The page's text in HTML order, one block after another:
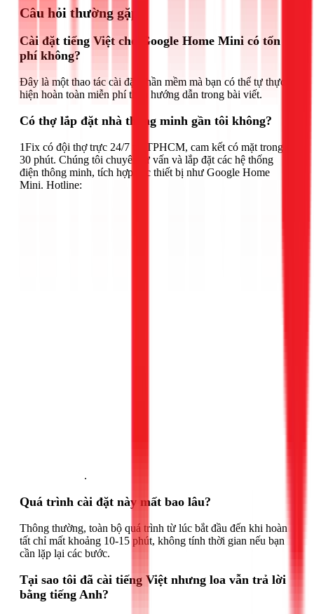
Câu hỏi thường gặp
Cài đặt tiếng Việt cho Google Home Mini có tốn
phí không?
Đây là một thao tác cài đặt phần mềm mà bạn có thể tự thực
hiện hoàn toàn miễn phí theo hướng dẫn trong bài viết.
Có thợ lắp đặt nhà thông minh gần tôi không?
1Fix có đội thợ trực 24/7 tại TPHCM, cam kết có mặt trong
30 phút. Chúng tôi chuyên tư vấn và lắp đặt các hệ thống
điện thông minh, tích hợp các thiết bị như Google Home
Mini. Hotline:
.
Quá trình cài đặt này mất bao lâu?
Thông thường, toàn bộ quá trình từ lúc bắt đầu đến khi hoàn
tất chỉ mất khoảng 10-15 phút, không tính thời gian nếu bạn
cần lặp lại các bước.
Tại sao tôi đã cài tiếng Việt nhưng loa vẫn trả lời
bằng tiếng Anh?